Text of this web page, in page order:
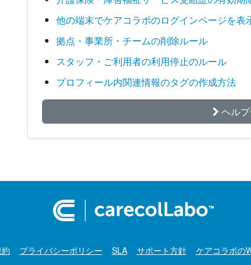
他の端末でケアコラボのログインページを表
拠点・事業所・チームの削除ルール
スタッフ・ご利用者の利用停止のルール
プロフィール内関連情報のタグの作成方法
ヘル
プライバシーポリシー SLA サポート方針 ケアコラボの